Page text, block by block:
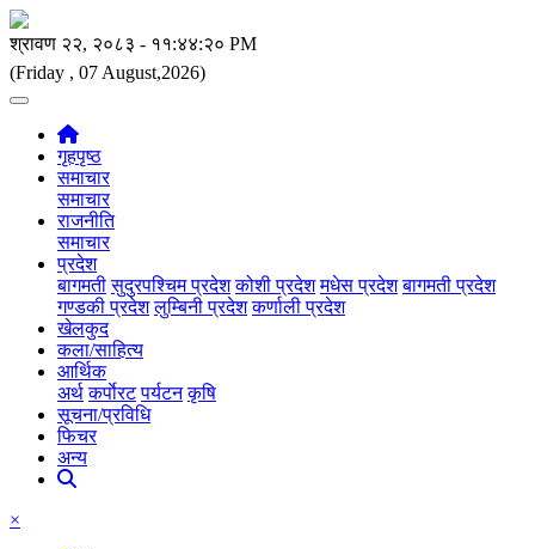
(Friday , 07 August,2026)
गृहपृष्ठ
समाचार
समाचार
राजनीति
समाचार
प्रदेश
बागमती सुदुरपश्चिम प्रदेश कोशी प्रदेश मधेस प्रदेश बागमती प्रदेश
गण्डकी प्रदेश लुम्बिनी प्रदेश कर्णाली प्रदेश
खेलकुद
कला/साहित्य
आर्थिक
अर्थ कर्पाेरट पर्यटन कृषि
सूचना/प्रविधि
फिचर
अन्य
×